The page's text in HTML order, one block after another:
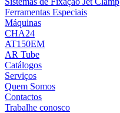
Ferramentas Especiais
Máquinas
CHA24
AT150EM
AR Tube
Catálogos
Serviços
Quem Somos
Contactos
Trabalhe conosco